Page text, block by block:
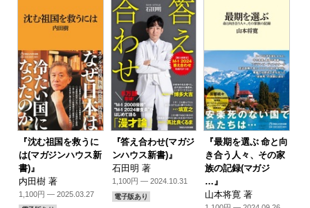
『沈む祖国を救うに
は(マガジンハウス新
書)』
内田樹 著
1,100円 — 2025.03.27
『答え合わせ(マガジ
ンハウス新書)』
石田明 著
1,100円 — 2024.10.31
電子版あり
『最期を選ぶ 命と向
き合う人々、その家
族の記録(マガジ
…』
山本将寛 著